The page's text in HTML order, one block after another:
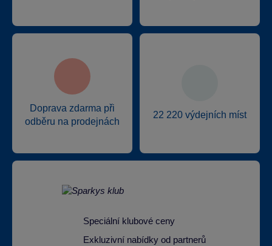
Doprava zdarma při
odběru na prodejnách
22 220 výdejních míst
Speciální klubové ceny
Exkluzivní nabídky od partnerů